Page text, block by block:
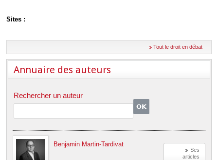
Sites :
Tout le droit en débat
Annuaire des auteurs
Rechercher un auteur
Ses
articles
Benjamin Martin-Tardivat